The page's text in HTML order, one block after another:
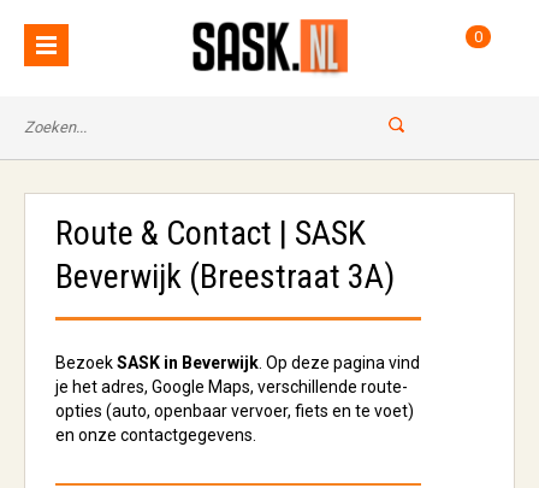
0
Route & Contact | SASK
Beverwijk (Breestraat 3A)
BezoekSASK in Beverwijk . Op deze pagina vind
je het adres, Google Maps, verschillende route-
opties (auto, openbaar vervoer, fiets en te voet)
en onze contactgegevens.